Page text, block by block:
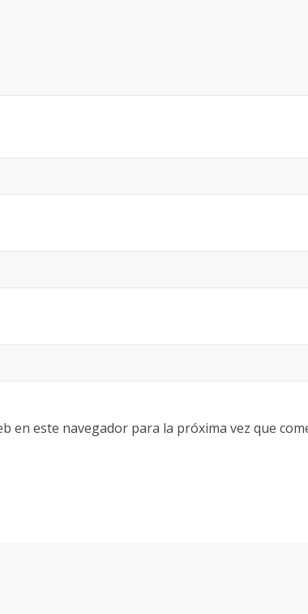
en este navegador para la próxima vez que